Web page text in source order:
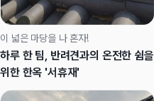
이 넓은 마당을 나 혼자!
하루 한 팀, 반려견과의 온전한 쉼을
위한 한옥 '서휴재'​​​​​​​